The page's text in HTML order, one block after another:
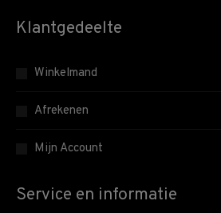
Klantgedeelte
Winkelmand
Afrekenen
Mijn Account
Service en informatie